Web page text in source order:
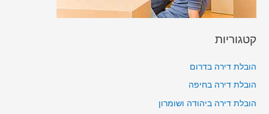
קטגוריות
הובלת דירה בדרום
הובלת דירה בחיפה
הובלת דירה ביהודה ושומרון